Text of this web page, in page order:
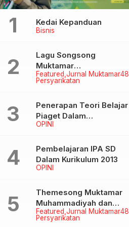
Featured Klaten Terkini
Kecanduan Judi Online,
Ngawen Nekat Mencuri
di Rumah Warga Ceper
Jumat, 9 Agt 2024
Bisnis
Kedai Kepanduan
Featured Jurnal Muktamar48
Persyarikatan
Lagu Songsong
Muktamar
Muhammadiyah &
Aisyiyah ke-48
OPINI
Penerapan Teori Belajar
Piaget Dalam
Pembelanjaran IPA SD
OPINI
Pembelajaran IPA SD
Dalam Kurikulum 2013
Featured Jurnal Muktamar48
Persyarikatan
Themesong Muktamar
Muhammadiyah dan
Aisyiyah Ke-48